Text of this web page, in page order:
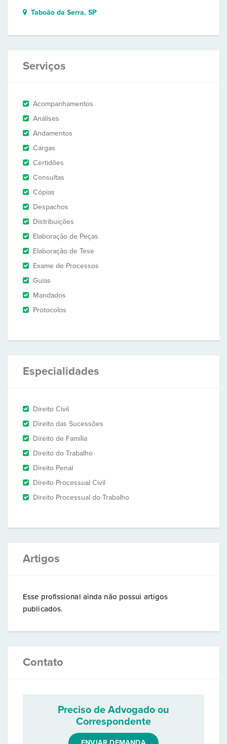
Taboão da Serra, SP
Serviços
Acompanhamentos
Análises
Andamentos
Cargas
Certidões
Consultas
Cópias
Despachos
Distribuições
Elaboração de Peças
Elaboração de Tese
Exame de Processos
Guias
Mandados
Protocolos
Especialidades
Direito Civil
Direito das Sucessões
Direito de Família
Direito do Trabalho
Direito Penal
Direito Processual Civil
Direito Processual do Trabalho
Artigos
Esse profissional ainda não possui artigos
publicados.
Contato
Preciso de Advogado ou
Correspondente